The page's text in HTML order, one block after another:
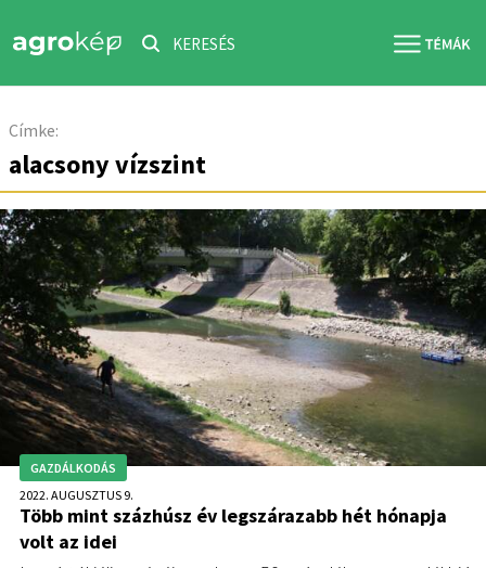
KERESÉS
Címke:
alacsony vízszint
GAZDÁLKODÁS
2022. AUGUSZTUS 9.
Több mint százhúsz év legszárazabb hét hónapja
volt az idei